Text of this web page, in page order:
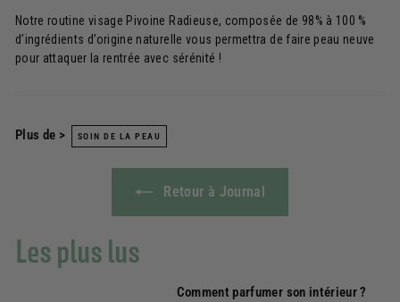
Notre routine visage Pivoine Radieuse, composée de 98% à 100 %
d’ingrédients d’origine naturelle vous permettra de faire peau neuve
pour attaquer la rentrée avec sérénité !
Plus de > SOIN DE LA PEAU
Retour à Journal
Les plus lus
Comment parfumer son intérieur ?